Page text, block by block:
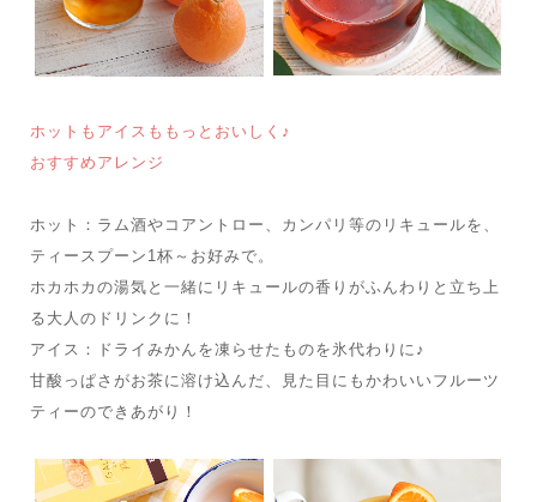
ホットもアイスももっとおいしく♪
おすすめアレンジ
ホット：ラム酒やコアントロー、カンパリ等のリキュールを、
ティースプーン1杯～お好みで。
ホカホカの湯気と一緒にリキュールの香りがふんわりと立ち上
る大人のドリンクに！
アイス：ドライみかんを凍らせたものを氷代わりに♪
甘酸っぱさがお茶に溶け込んだ、見た目にもかわいいフルーツ
ティーのできあがり！